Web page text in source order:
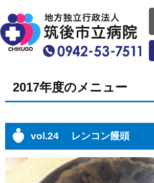
2017年度のメニュー
vol.24 レンコン饅頭